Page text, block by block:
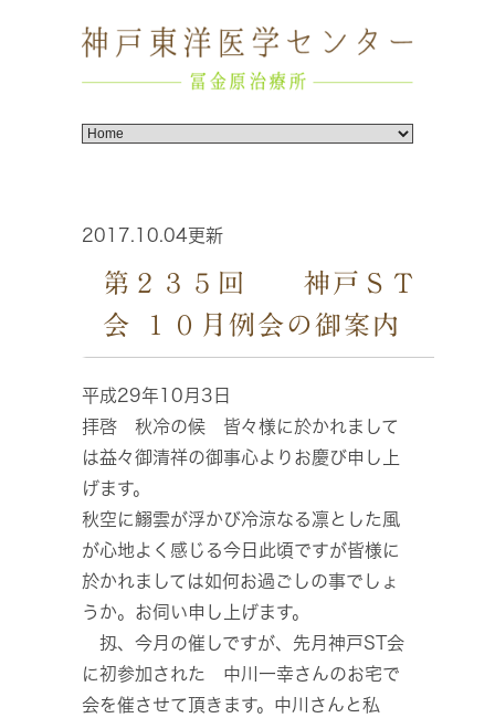
2017.10.04更新
第２３５回 神戸ＳＴ
会 １０月例会の御案内
平成29年10月3日
拝啓 秋冷の候 皆々様に於かれまして
は益々御清祥の御事心よりお慶び申し上
げます。
秋空に鰯雲が浮かび冷涼なる凛とした風
が心地よく感じる今日此頃ですが皆様に
於かれましては如何お過ごしの事でしょ
うか。お伺い申し上げます。
扨、今月の催しですが、先月神戸ST会
に初参加された 中川一幸さんのお宅で
会を催させて頂きます。中川さんと私